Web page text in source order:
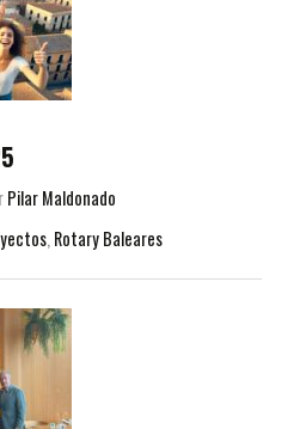
Pilar Maldonado
, Rotary Baleares